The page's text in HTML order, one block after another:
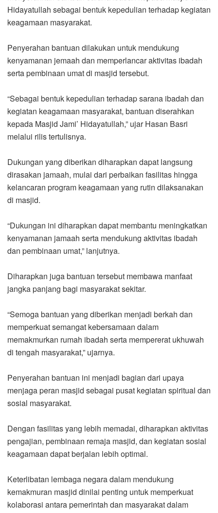
Hidayatullah sebagai bentuk kepedulian terhadap kegiatan
keagamaan masyarakat.
Penyerahan bantuan dilakukan untuk mendukung
kenyamanan jemaah dan memperlancar aktivitas ibadah
serta pembinaan umat di masjid tersebut.
“Sebagai bentuk kepedulian terhadap sarana ibadah dan
kegiatan keagamaan masyarakat, bantuan diserahkan
kepada Masjid Jami’ Hidayatullah,” ujar Hasan Basri
melalui rilis tertulisnya.
Dukungan yang diberikan diharapkan dapat langsung
dirasakan jamaah, mulai dari perbaikan fasilitas hingga
kelancaran program keagamaan yang rutin dilaksanakan
di masjid.
“Dukungan ini diharapkan dapat membantu meningkatkan
kenyamanan jamaah serta mendukung aktivitas ibadah
dan pembinaan umat,” lanjutnya.
Diharapkan juga bantuan tersebut membawa manfaat
jangka panjang bagi masyarakat sekitar.
“Semoga bantuan yang diberikan menjadi berkah dan
memperkuat semangat kebersamaan dalam
memakmurkan rumah ibadah serta mempererat ukhuwah
di tengah masyarakat,” ujarnya.
Penyerahan bantuan ini menjadi bagian dari upaya
menjaga peran masjid sebagai pusat kegiatan spiritual dan
sosial masyarakat.
Dengan fasilitas yang lebih memadai, diharapkan aktivitas
pengajian, pembinaan remaja masjid, dan kegiatan sosial
keagamaan dapat berjalan lebih optimal.
Keterlibatan lembaga negara dalam mendukung
kemakmuran masjid dinilai penting untuk memperkuat
kolaborasi antara pemerintah dan masyarakat dalam